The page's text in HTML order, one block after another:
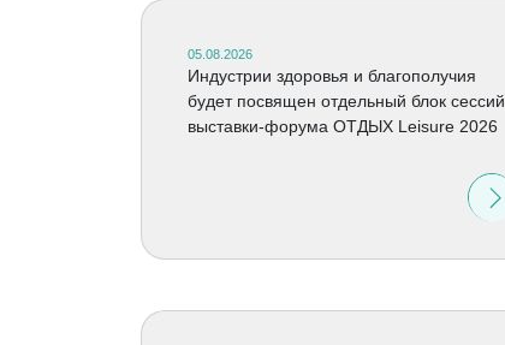
05.08.2026
Индустрии здоровья и благополучия
будет посвящен отдельный блок сессий
выставки-форума ОТДЫХ Leisure 2026